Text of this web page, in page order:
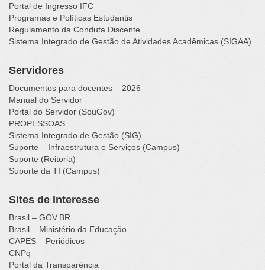
Portal de Ingresso IFC
Programas e Políticas Estudantis
Regulamento da Conduta Discente
Sistema Integrado de Gestão de Atividades Acadêmicas (SIGAA)
Servidores
Documentos para docentes – 2026
Manual do Servidor
Portal do Servidor (SouGov)
PROPESSOAS
Sistema Integrado de Gestão (SIG)
Suporte – Infraestrutura e Serviços (Campus)
Suporte (Reitoria)
Suporte da TI (Campus)
Sites de Interesse
Brasil – GOV.BR
Brasil – Ministério da Educação
CAPES – Periódicos
CNPq
Portal da Transparência